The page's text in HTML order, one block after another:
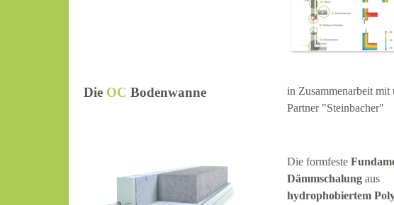
in Zusammenarbeit mit
Partner "Steinbacher"
Die formfeste
Dämmschalung aus
hydrophobiertem
Die OC Bodenwanne